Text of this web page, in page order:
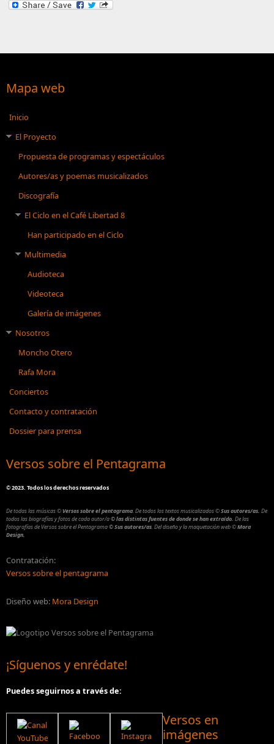
Mapa web
Inicio
El Proyecto
Propuesta de programas y espectáculos
Autores/as y poemas musicalizados
Discografía
El Ciclo en el Café Libertad 8
Han participado en el Ciclo
Multimedia
Audioteca
Videoteca
Galería de imágenes
Nosotros
Moncho Otero
Rafa Mora
Conciertos
Contacto y contratación
Dossier para prensa
Versos sobre el Pentagrama
©2023. Todos los derechos reservados
De todas las músicas© Versos sobre el pentagrama. De todos los textos musicalizados©Sus autores/as. De
todos las biografías y fotos de cada autor/a© las distintas fuentes de donde se han extraído. De las
fotografías de Versos sobre el Pentagrama© Sus autores/as. Del diseño y la maquetación web©Mora
Design.
Contratación:
Versos sobre el pentagrama
Diseño web: Mora Design
¡Síguenos y enrédate!
Puedes seguirnos a través de:
Versos en
imágenes